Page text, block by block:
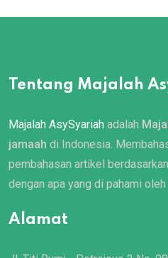
Tentang Majalah
Majalah AsySyariah adalah
jamaah di Indonesia.
pembahasan artikel
dengan apa yang di pahami
Alamat